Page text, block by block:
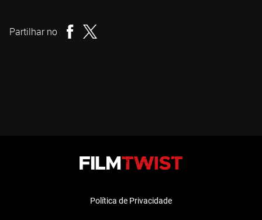
Partilhar no
Política de Privacidade